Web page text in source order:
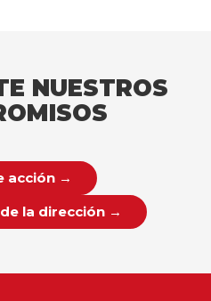
NUESTROS
acción →
la dirección →